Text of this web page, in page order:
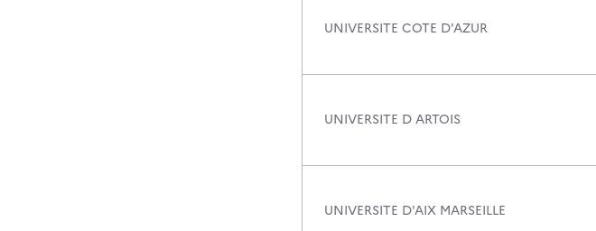
UNIVERSITE COTE D'AZUR
UNIVERSITE D ARTOIS
UNIVERSITE D'AIX MARSEILLE